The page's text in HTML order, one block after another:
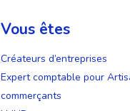
Vous êtes
Créateurs d’entreprises
Expert comptable pour
commerçants